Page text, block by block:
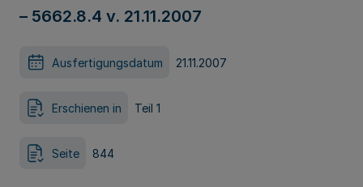
– 5662.8.4 v. 21.11.2007
Ausfertigungsdatum 21.11.2007
Erschienen in Teil 1
Seite 844